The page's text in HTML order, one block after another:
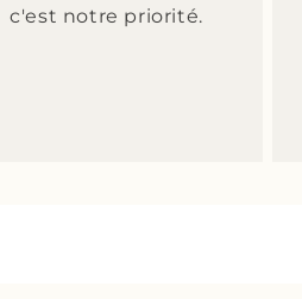
c'est notre priorité.